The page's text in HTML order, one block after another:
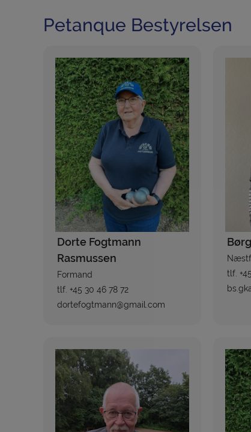
Petanque Bestyrelsen
Dorte Fogtmann
Rasmussen
Formand
tlf. +45 30 46 78 72
dortefogtmann@gmail.com
tlf.